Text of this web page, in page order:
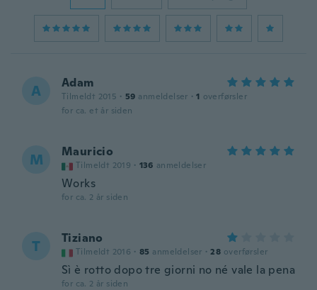
A Adam
Tilmeldt 2015 · 59 anmeldelser · 1 overførsler
for ca. et år siden
M Mauricio
Tilmeldt 2019 · 136 anmeldelser
Works
for ca. 2 år siden
T Tiziano
Tilmeldt 2016 · 85 anmeldelser · 28 overførsler
Sì è rotto dopo tre giorni no né vale la pena
for ca. 2 år siden